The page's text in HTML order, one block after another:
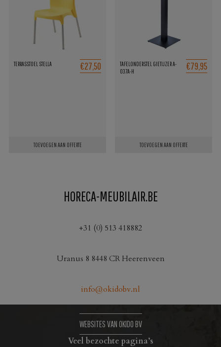
TERRASSTOEL STELLA €27,50
TOEVOEGEN AAN OFFERTE
TAFELONDERSTEL GIETIJZER A-
037A-H
€79,95
TOEVOEGEN AAN OFFERTE
HORECA-MEUBILAIR.BE
+31 (0) 513 418882
Uranus 8 8448 CR Heerenveen
info@okidobv.nl
WEBSITES VAN OKIDO BV
Veel bezochte pagina’s